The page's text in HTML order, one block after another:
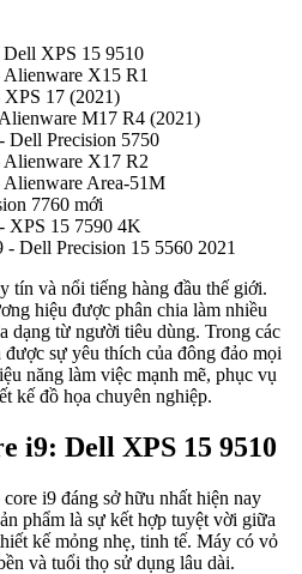
XPS 15 9510
X15 R1
17 (2021)
M17 R4 (2021)
Dell Precision 5750
X17 R2
Area-51M
7760 mới
XPS 15 7590 4K
Dell Precision 15 5560 2021
tín và nổi tiếng hàng đầu thế giới.
hiệu được phân chia làm nhiều
dạng từ người tiêu dùng. Trong các
được sự yêu thích của đông đảo mọi
năng làm việc mạnh mẽ, phục vụ
kế đồ họa chuyên nghiệp.
i9: Dell XPS 15 9510
i9 đáng sở hữu nhất hiện nay
phẩm là sự kết hợp tuyệt vời giữa
kế mỏng nhẹ, tinh tế. Máy có vỏ
và tuổi thọ sử dụng lâu dài.